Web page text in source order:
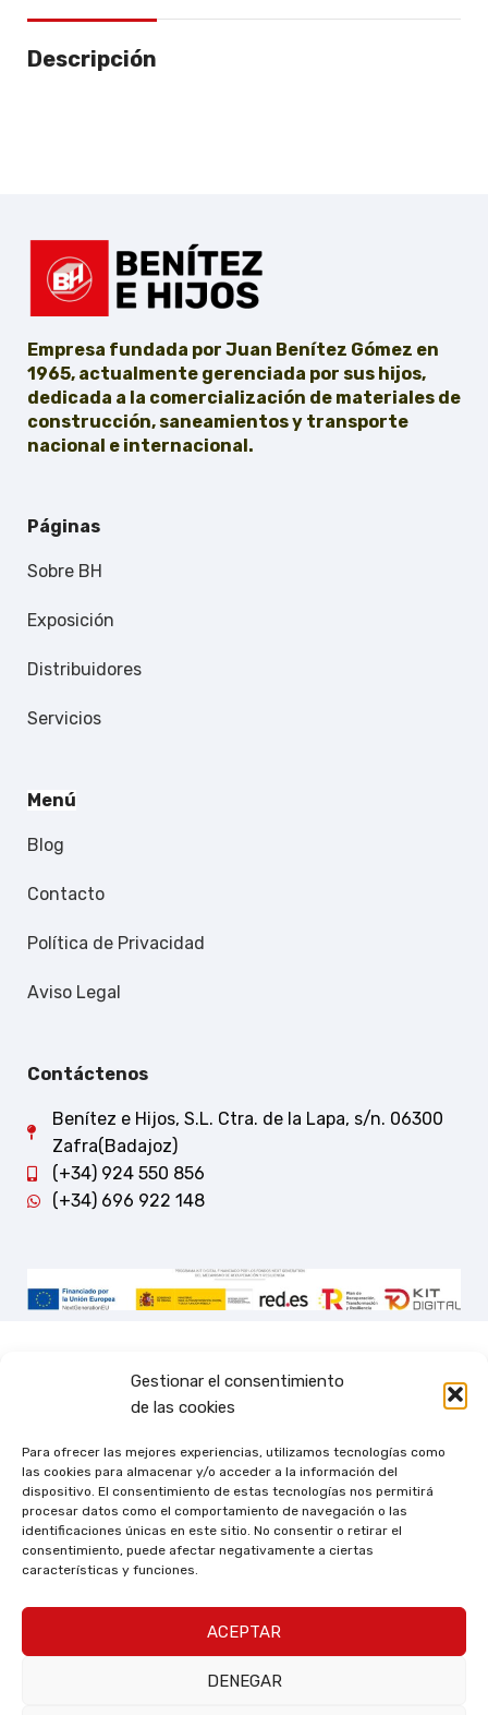
Gestionar el consentimiento
de las cookies
Para ofrecer las mejores experiencias, utilizamos tecnologías como
las cookies para almacenar y/o acceder a la información del
dispositivo. El consentimiento de estas tecnologías nos permitirá
procesar datos como el comportamiento de navegación o las
identificaciones únicas en este sitio. No consentir o retirar el
consentimiento, puede afectar negativamente a ciertas
características y funciones.
ACEPTAR
DENEGAR
Descripción
Empresa fundada por Juan Benítez Gómez en
1965, actualmente gerenciada por sus hijos,
dedicada a la comercialización de materiales de
construcción, saneamientos y transporte
nacional e internacional.
Páginas
Sobre BH
Exposición
Distribuidores
Servicios
Menú
Blog
Contacto
Política de Privacidad
Aviso Legal
Contáctenos
Benítez e Hijos, S.L. Ctra. de la Lapa, s/n. 06300
Zafra(Badajoz)
(+34) 924 550 856
(+34) 696 922 148